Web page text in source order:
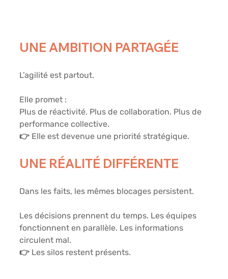
UNE AMBITION PARTAGÉE
L’agilité est partout.
Elle promet :
Plus de réactivité. Plus de collaboration. Plus de
performance collective.
👉 Elle est devenue une priorité stratégique.
UNE RÉALITÉ DIFFÉRENTE
Dans les faits, les mêmes blocages persistent.
Les décisions prennent du temps. Les équipes
fonctionnent en parallèle. Les informations
circulent mal.
👉 Les silos restent présents.